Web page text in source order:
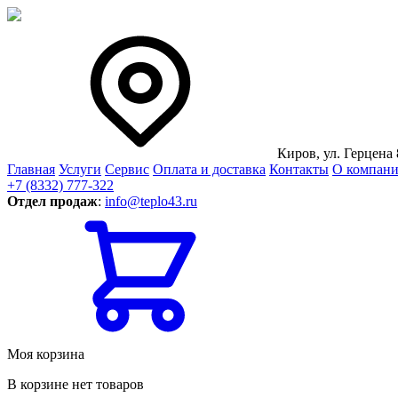
Киров, ул. Герцена
Главная Услуги Сервис Оплата и доставка Контакты О
+7 (8332) 777-322
Отдел продаж: info@teplo43.ru
Моя корзина
В корзине нет товаров